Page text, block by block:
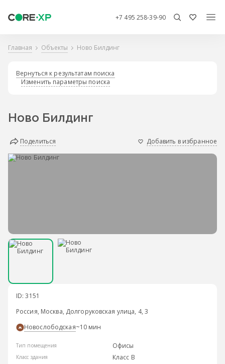
+7 495 258-39-90
Главная Объекты Ново Билдинг
Вернуться к результатам поиска
Изменить параметры поиска
Ново Билдинг
Поделиться Добавить в избранное
ID: 3151
Россия, Москва, Долгоруковская улица, 4, 3
Новослободская~10 мин
Тип помещения Офисы
Класс здания Класс B